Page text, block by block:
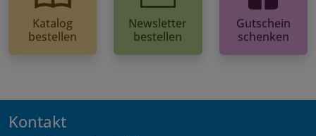
Katalog
bestellen
Newsletter
bestellen
Gutschein
schenken
Kontakt